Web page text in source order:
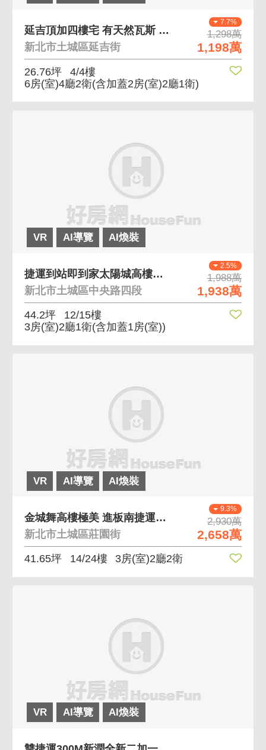
7.7%
1,298萬
1,198萬
延吉頂加四樓宅 有天然瓦斯 採買方便
新北市土城區延吉街
26.76坪
4/4樓
6房(室)4廳2衛(含加蓋2房(室)2廳1衛)
VR AI導覽 AI煥裝
2.5%
1,988萬
1,938萬
捷運到站即到家太陽城高樓邊間三房車朝南遠眺山景 格
新北市土城區中央路四段
44.2坪
12/15樓
3房(室)2廳1衛(含加蓋1房(室))
VR AI導覽 AI煥裝
9.3%
2,930萬
2,658萬
金城舞高樓極美 進板南捷運站、生活機能佳
新北市土城區莊園街
41.65坪 14/24樓 3房(室)2廳2衛
VR AI導覽 AI煥裝